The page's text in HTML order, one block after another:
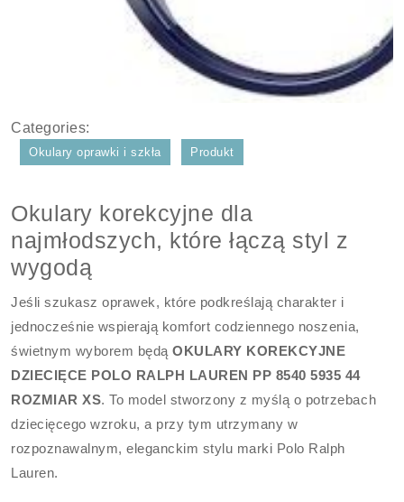
Categories:
Okulary oprawki i szkła Produkt
Okulary korekcyjne dla
najmłodszych, które łączą styl z
wygodą
Jeśli szukasz oprawek, które podkreślają charakter i
jednocześnie wspierają komfort codziennego noszenia,
świetnym wyborem będąOKULARY KOREKCYJNE
DZIECIĘCE POLO RALPH LAUREN PP 8540 5935 44
ROZMIAR XS. To model stworzony z myślą o potrzebach
dziecięcego wzroku, a przy tym utrzymany w
rozpoznawalnym, eleganckim stylu marki Polo Ralph
Lauren.